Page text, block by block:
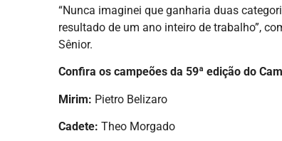
“Nunca imaginei que ganharia duas
resultado de um ano inteiro de trabalho”,
Sênior.
Confira os campeões da 59ª edição do
Mirim: Pietro Belizaro
Cadete: Theo Morgado